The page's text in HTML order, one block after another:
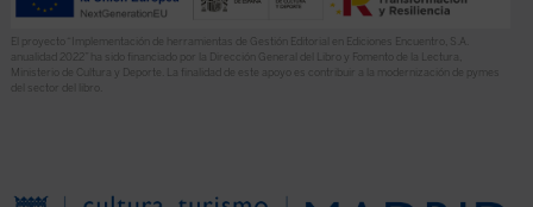
El proyecto “Implementación de herramientas de Gestión Editorial en Ediciones Encuentro, S.A.
anualidad 2022” ha sido financiado por la Dirección General del Libro y Fomento de la Lectura,
Ministerio de Cultura y Deporte. La finalidad de este apoyo es contribuir a la modernización de pymes
del sector del libro.